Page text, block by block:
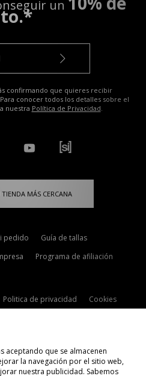
un
confirmando que quieres recibir
conocer todos los detalles sobre el
nuestra Política de Privacidad.
MÁS CERCANA
pedido
Guía de tallas
Programa de afiliación
Politica de privacidad
Cookies
aceptando que se almacenen
la navegación por el sitio web,
nuestra publicidad. Sabemos